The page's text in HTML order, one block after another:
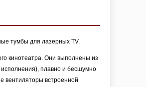
тумбы для лазерных TV.
кинотеатра. Они выполнены из
плавно и бесшумно
вентиляторы встроенной